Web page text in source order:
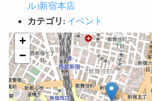
ル)新宿本店
カテゴリ: イベント
+
−